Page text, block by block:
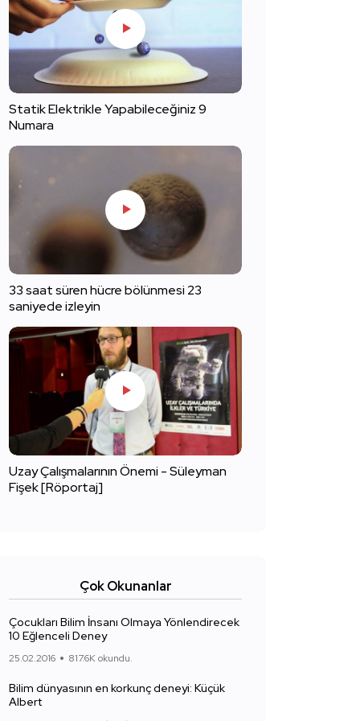
Statik Elektrikle Yapabileceğiniz 9
Numara
33 saat süren hücre bölünmesi 23
saniyede izleyin
Uzay Çalışmalarının Önemi - Süleyman
Fişek [Röportaj]
Çok Okunanlar
Çocukları Bilim İnsanı Olmaya Yönlendirecek
10 Eğlenceli Deney
25.02.2016 817.6K okundu.
Bilim dünyasının en korkunç deneyi: Küçük
Albert